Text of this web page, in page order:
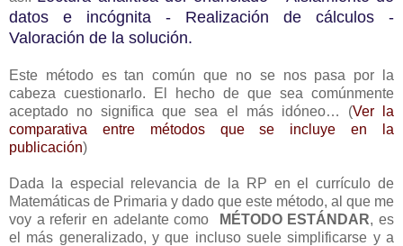
datos e incógnita - Realización de cálculos -
Valoración de la solución.
Este método es tan común que no se nos pasa por la
cabeza cuestionarlo. El hecho de que sea comúnmente
aceptado no significa que sea el más idóneo… (Ver la
comparativa entre métodos que se incluye en la
publicación)
Dada la especial relevancia de la RP en el currículo de
Matemáticas de Primaria y dado que este método, al que me
voy a referir en adelante como
MÉTODO ESTÁNDAR, es
el más generalizado, y que incluso suele simplificarse y a